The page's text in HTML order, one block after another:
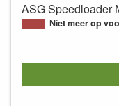
ASG Speedloader
Niet meer op